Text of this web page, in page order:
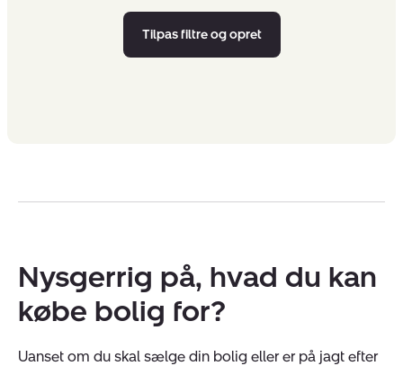
Tilpas filtre og opret
Nysgerrig på, hvad du kan
købe bolig for?
Uanset om du skal sælge din bolig eller er på jagt efter